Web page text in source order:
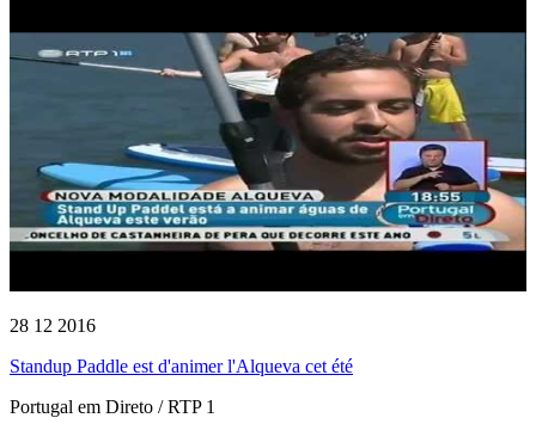
28 12 2016
Standup Paddle est d'animer l'Alqueva cet été
Portugal em Direto / RTP 1